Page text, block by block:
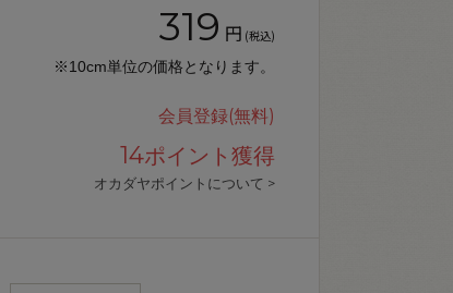
319 円 (税込)
※10cm単位の価格となります。
会員登録(無料)
14ポイント獲得
オカダヤポイントについて >